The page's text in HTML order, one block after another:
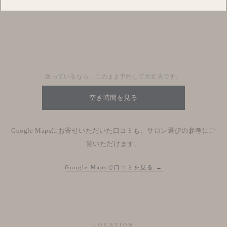
迷っているなら、このまま予約して大丈夫です。
空き時間を見る
Google Mapsにお寄せいただいた口コミも、サロン選びの参考にご
覧いただけます。
Google Mapsで口コミを見る →
LOCATION